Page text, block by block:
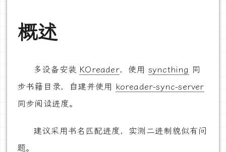
概述
多设备安装 KOreader，使用 syncthing 同
步书籍目录，自建并使用 koreader-sync-server
同步阅读进度。
建议采用书名匹配进度，实测二进制貌似有问
题。